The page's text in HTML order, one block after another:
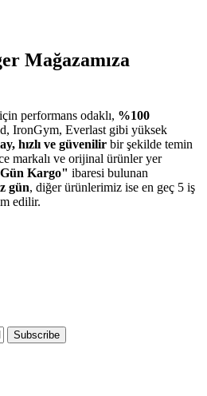
Mağazamıza
performans odaklı, %100
IronGym, Everlast gibi yüksek
hızlı ve güvenilir bir şekilde temin
markalı ve orijinal ürünler yer
Kargo" ibaresi bulunan
gün, diğer ürünlerimiz ise en geç 5 iş
edilir.